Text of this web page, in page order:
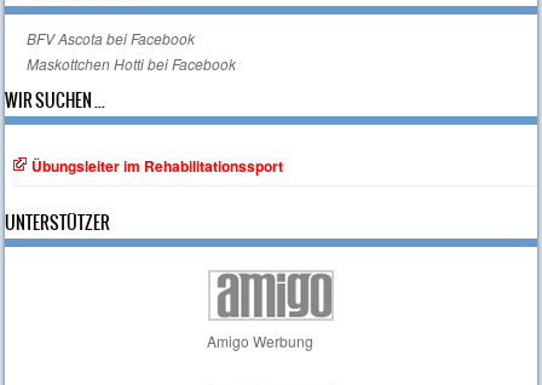
BFV Ascota bei Facebook
Maskottchen Hotti bei Facebook
WIR SUCHEN ...
Übungsleiter im Rehabilitationssport
UNTERSTÜTZER
Amigo Werbung